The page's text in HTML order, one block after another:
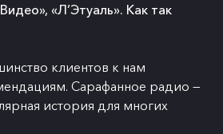
«Л’Этуаль». Как так
клиентов к нам
Сарафанное радио —
история для многих